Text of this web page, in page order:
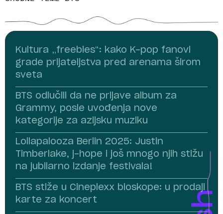
Kultura „freebies“: kako K-pop fanovi
grade prijateljstva pred arenama širom
sveta
BTS odlučili da ne prijave album za
Grammy, posle uvođenja nove
kategorije za azijsku muziku
Lollapalooza Berlin 2025: Justin
Timberlake, j-hope i još mnogo njih stižu
na jubilarno izdanje festivala!
BTS stiže u Cineplexx bioskope: u prodaji
karte za koncert